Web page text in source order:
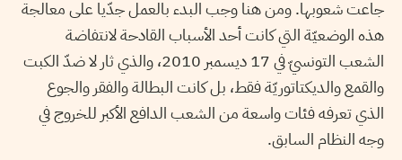
جاعت شعوبها. ومن هنا وجب البدء بالعمل جدّيا على معالجة
هذه الوضعيّة التي كانت أحد الأسباب القادحة لانتفاضة
الشعب التونسيّ في 17 ديسمبر 2010، والذي ثار لا ضدّ الكبت
والقمع والديكتاتوريّة فقط، بل كانت البطالة والفقر والجوع
الذي تعرفه فئات واسعة من الشعب الدافع الأكبر للخروج في
وجه النظام السابق.